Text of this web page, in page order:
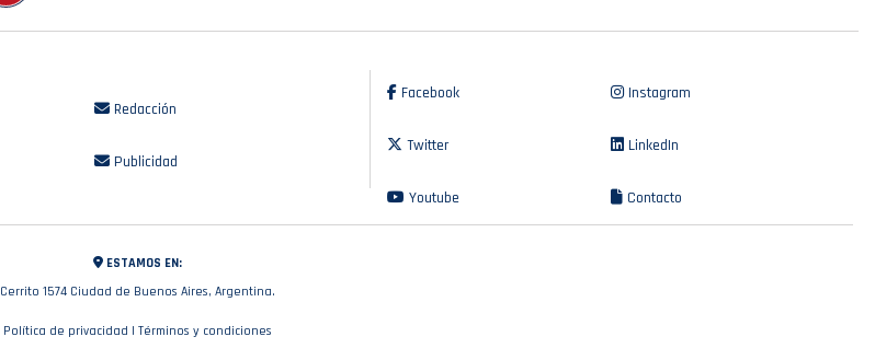
Redacción
Publicidad
Facebook Instagram
Twitter LinkedIn
Youtube Contacto
ESTAMOS EN:
Cerrito 1574 Ciudad de Buenos Aires, Argentina.
Política de privacidad |Términos y condiciones